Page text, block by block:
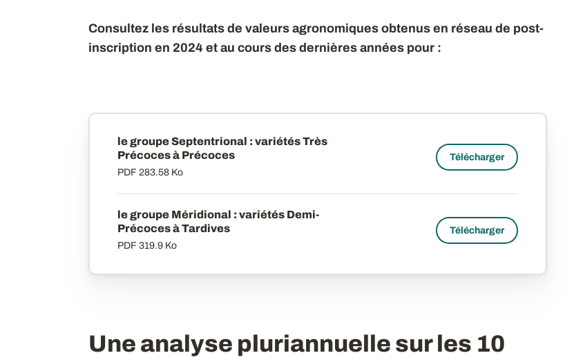
Consultez les résultats de valeurs agronomiques obtenus en réseau de post-
inscription en 2024 et au cours des dernières années pour :
le groupe Septentrional : variétés Très
Précoces à Précoces
PDF 283.58 Ko
Télécharger
le groupe Méridional : variétés Demi-
Précoces à Tardives
PDF 319.9 Ko
Télécharger
Une analyse pluriannuelle sur les 10